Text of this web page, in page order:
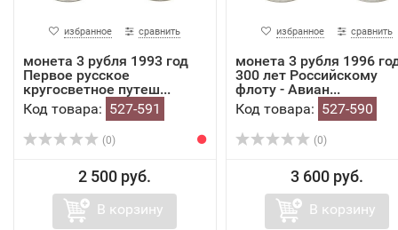
избранное сравнить
монета 3 рубля 1993 год
Первое русское
кругосветное путеш...
Код товара: 527-591
(0)
2 500 руб.
В корзину
избранное сравнить
монета 3 рубля 1996
300 лет Российскому
флоту - Авиан...
Код товара: 527-590
(0)
3 600 руб.
В корзину